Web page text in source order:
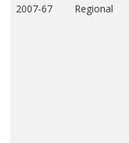
2007-67 Regional